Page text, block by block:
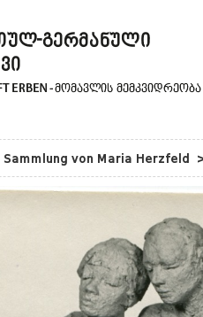
Sammlung von Maria Herzfeld